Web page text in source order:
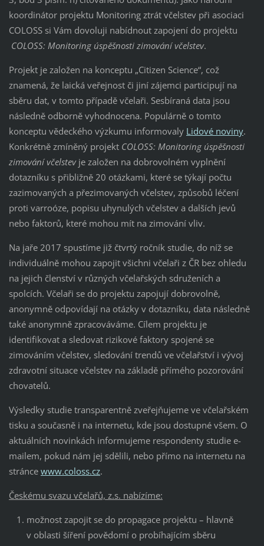
koordinátor projektu Monitoring ztrát včelstev při asociaci
COLOSS si Vám dovoluji nabídnout zapojení do projektu
COLOSS: Monitoring úspěšnosti zimování včelstev.
Projekt je založen na konceptu „Citizen Science“, což
znamená, že laická veřejnost či jiní zájemci participují na
sběru dat, v tomto případě včelaři. Sesbíraná data jsou
následně odborně vyhodnocena. Populárně o tomto
konceptu vědeckého výzkumu informovaly Lidové noviny.
Konkrétně zmíněný projekt COLOSS: Monitoring úspěšnosti
zimování včelstev je založen na dobrovolném vyplnění
dotazníku s přibližně 20 otázkami, které se týkají počtu
zazimovaných a přezimovaných včelstev, způsobů léčení
proti varroóze, popisu uhynulých včelstev a dalších jevů
nebo faktorů, které mohou mít na zimování vliv.
Na jaře 2017 spustíme již čtvrtý ročník studie, do níž se
individuálně mohou zapojit všichni včelaři z ČR bez ohledu
na jejich členství v různých včelařských sdruženích a
spolcích. Včelaři se do projektu zapojují dobrovolně,
anonymně odpovídají na otázky v dotazníku, data následně
také anonymně zpracováváme. Cílem projektu je
identifikovat a sledovat rizikové faktory spojené se
zimováním včelstev, sledování trendů ve včelařství i vývoj
zdravotní situace včelstev na základě přímého pozorování
chovatelů.
Výsledky studie transparentně zveřejňujeme ve včelařském
tisku a současně i na internetu, kde jsou dostupné všem. O
aktuálních novinkách informujeme respondenty studie e-
mailem, pokud nám jej sdělili, nebo přímo na internetu na
stránce www.coloss.cz.
Českému svazu včelařů, z.s. nabízíme:
možnost zapojit se do propagace projektu – hlavně
v oblasti šíření povědomí o probíhajícím sběru